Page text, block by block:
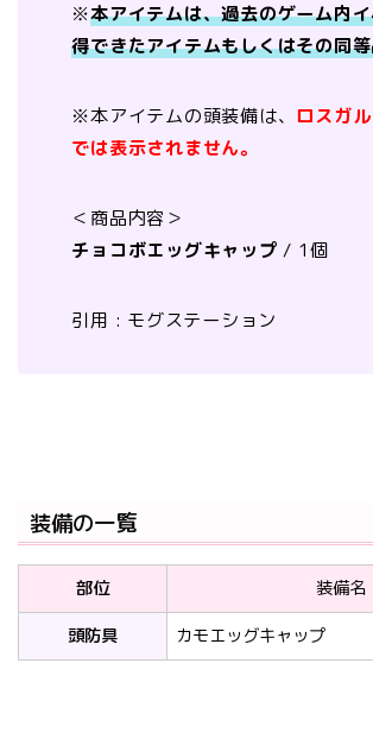
※本アイテムは、過去のゲーム内
得できたアイテムもしくはその同
※本アイテムの頭装備は、 ロスガ
では表示されません。
＜商品内容＞
チョコボエッグキャップ / 1個
引用 : モグステーション
装備の一覧
部位
装備名
頭防具
カモエッグキャップ